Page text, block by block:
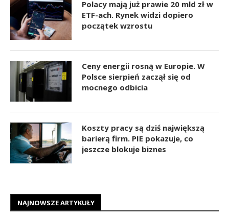
Polacy mają już prawie 20 mld zł w
ETF-ach. Rynek widzi dopiero
początek wzrostu
Ceny energii rosną w Europie. W
Polsce sierpień zaczął się od
mocnego odbicia
Koszty pracy są dziś największą
barierą firm. PIE pokazuje, co
jeszcze blokuje biznes
NAJNOWSZE ARTYKUŁY